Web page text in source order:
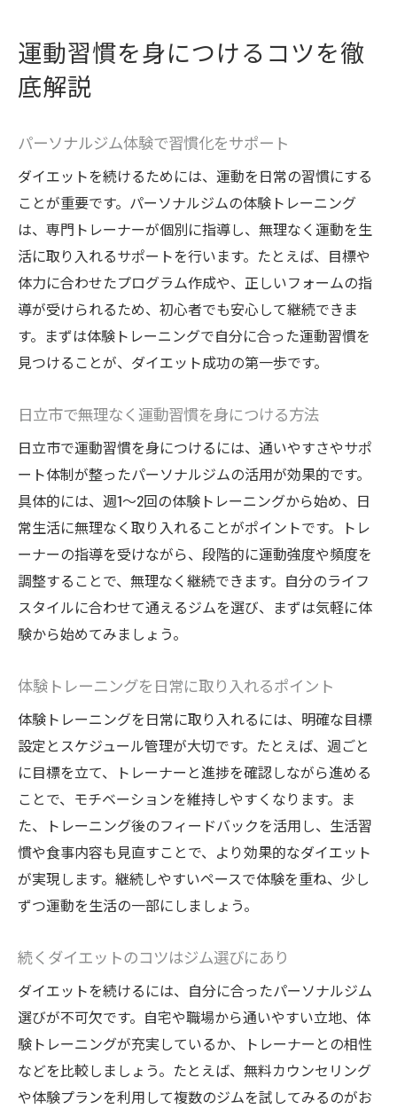
運動習慣を身につけるコツを徹
底解説
パーソナルジム体験で習慣化をサポート
ダイエットを続けるためには、運動を日常の習慣にする
ことが重要です。パーソナルジムの体験トレーニング
は、専門トレーナーが個別に指導し、無理なく運動を生
活に取り入れるサポートを行います。たとえば、目標や
体力に合わせたプログラム作成や、正しいフォームの指
導が受けられるため、初心者でも安心して継続できま
す。まずは体験トレーニングで自分に合った運動習慣を
見つけることが、ダイエット成功の第一歩です。
日立市で無理なく運動習慣を身につける方法
日立市で運動習慣を身につけるには、通いやすさやサポ
ート体制が整ったパーソナルジムの活用が効果的です。
具体的には、週1〜2回の体験トレーニングから始め、日
常生活に無理なく取り入れることがポイントです。トレ
ーナーの指導を受けながら、段階的に運動強度や頻度を
調整することで、無理なく継続できます。自分のライフ
スタイルに合わせて通えるジムを選び、まずは気軽に体
験から始めてみましょう。
体験トレーニングを日常に取り入れるポイント
体験トレーニングを日常に取り入れるには、明確な目標
設定とスケジュール管理が大切です。たとえば、週ごと
に目標を立て、トレーナーと進捗を確認しながら進める
ことで、モチベーションを維持しやすくなります。ま
た、トレーニング後のフィードバックを活用し、生活習
慣や食事内容も見直すことで、より効果的なダイエット
が実現します。継続しやすいペースで体験を重ね、少し
ずつ運動を生活の一部にしましょう。
続くダイエットのコツはジム選びにあり
ダイエットを続けるには、自分に合ったパーソナルジム
選びが不可欠です。自宅や職場から通いやすい立地、体
験トレーニングが充実しているか、トレーナーとの相性
などを比較しましょう。たとえば、無料カウンセリング
や体験プランを利用して複数のジムを試してみるのがお